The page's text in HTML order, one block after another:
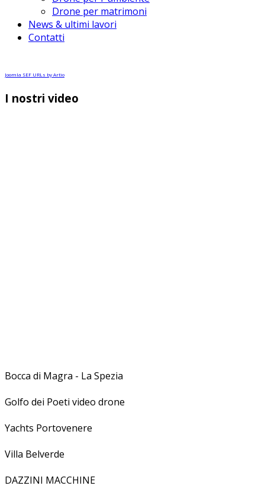
Drone per matrimoni
News & ultimi lavori
Contatti
Joomla SEF URLs by Artio
I nostri video
Bocca di Magra - La Spezia
Golfo dei Poeti video drone
Yachts Portovenere
Villa Belverde
DAZZINI MACCHINE